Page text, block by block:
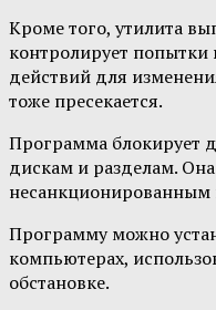
Кроме того, утилита
контролирует
действий для
тоже пресекается.
Программа блокирует
дискам и разделам.
несанкционированным
Программу можно
компьютерах,
обстановке.